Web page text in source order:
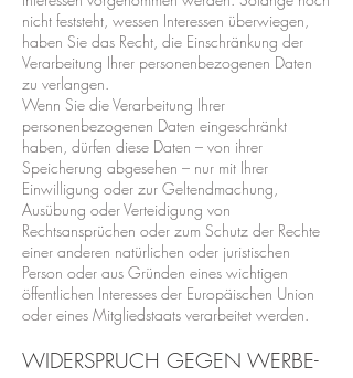
nicht feststeht, wessen Interessen überwiegen,
haben Sie das Recht, die Einschränkung der
Verarbeitung Ihrer personenbezogenen Daten
zu verlangen.
Wenn Sie die Verarbeitung Ihrer
personenbezogenen Daten eingeschränkt
haben, dürfen diese Daten – von ihrer
Speicherung abgesehen – nur mit Ihrer
Einwilligung oder zur Geltendmachung,
Ausübung oder Verteidigung von
Rechtsansprüchen oder zum Schutz der Rechte
einer anderen natürlichen oder juristischen
Person oder aus Gründen eines wichtigen
öffentlichen Interesses der Europäischen Union
oder eines Mitgliedstaats verarbeitet werden.
WIDERSPRUCH GEGEN WERBE-